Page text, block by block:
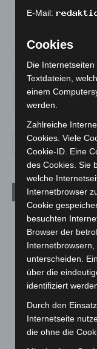
90%
27° 34
Aktuelle Beiträge
Niedersachsen:
Waldbrandeinsatz
7. August 2026
Brand im „Haus
eingedämmt
E-Mail:
Cookies
Die
Textdateien,
einem
werden.
Zahlreiche
Cookies. Viele
Cookie-ID. Eine
des Cookies. Sie
welche
Internetbrowser
Cookie
besuchten
Browser der
unterscheiden.
über die
identifiziert
Durch den
Internetseite
die ohne die